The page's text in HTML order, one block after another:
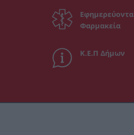
Εφημερεύοντα
Φαρμακεία
Κ.Ε.Π Δήμων